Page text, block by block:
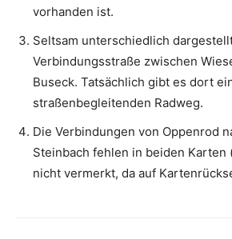
vorhanden ist.
Seltsam unterschiedlich
Verbindungsstraße zwischen
Buseck. Tatsächlich gibt es dort
straßenbegleitenden Radweg.
Die Verbindungen von Oppenrod
Steinbach fehlen in beiden Karten
nicht vermerkt, da auf